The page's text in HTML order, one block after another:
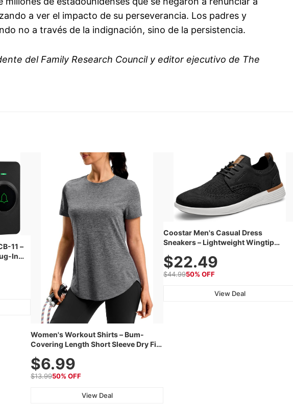
a ver el impacto de su perseverancia. Los padres y
no a través de la indignación, sino de la persistencia.
del Family Research Council y editor ejecutivo de The
11 –
In
Women's Workout Shirts – Bum-
Covering Length Short Sleeve Dry Fit
Athletic, Hiking, Running & Summer
Wear
$6.99
$13.9950% OFF
View Deal
Coostar Men's Casual Dress
Sneakers – Lightweight Wingtip
Upper, Rubber Sole & Slip-On Elastic
Collar, Business & Walking Shoe
$22.49
$44.9950% OFF
View Deal